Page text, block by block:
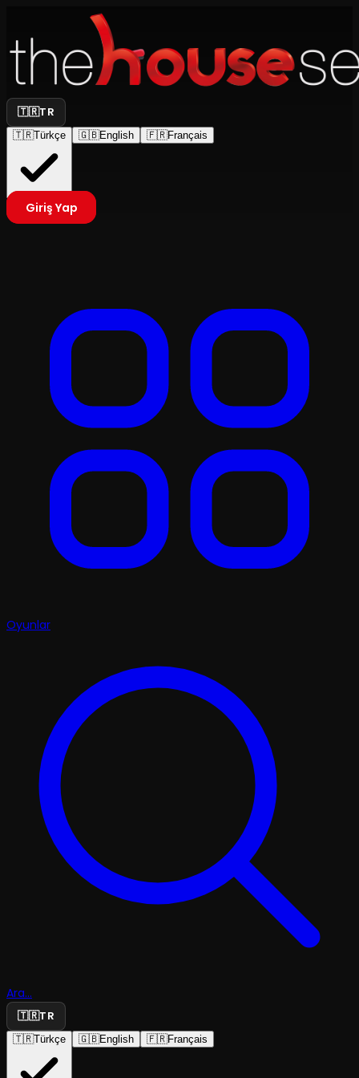
🇹🇷TR
🇹🇷Türkçe 🇬🇧English 🇫🇷Français
Giriş Yap
Oyunlar
Ara...
🇹🇷TR
🇹🇷Türkçe 🇬🇧English 🇫🇷Français